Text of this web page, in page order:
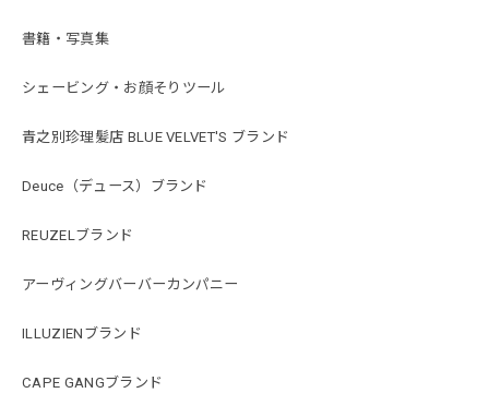
書籍・写真集
シェービング・お顔そりツール
青之別珍理髪店 BLUE VELVET'S ブランド
Deuce（デュース）ブランド
REUZELブランド
アーヴィングバーバーカンパニー
ILLUZIENブランド
CAPE GANGブランド